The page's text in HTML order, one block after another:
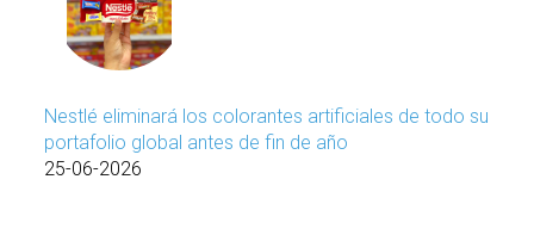
Nestlé eliminará los colorantes artificiales de todo su
portafolio global antes de fin de año
25-06-2026